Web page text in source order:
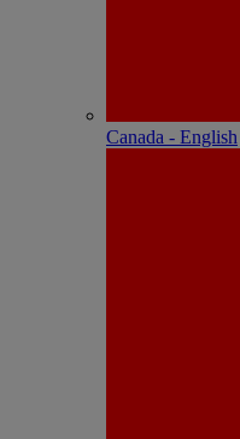
Canada - English